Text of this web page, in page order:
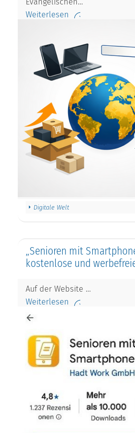
Weiterlesen
Digitale Welt
„Senioren mit
kostenlose und
Auf der Website …
Weiterlesen